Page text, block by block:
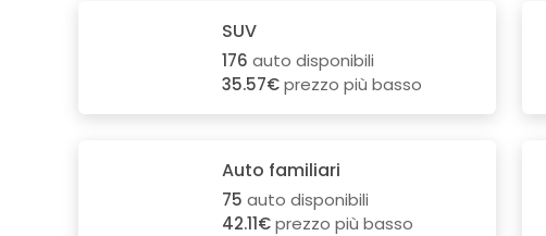
SUV
176 auto disponibili
35.57€prezzo più basso
Auto familiari
75 auto disponibili
42.11€prezzo più basso